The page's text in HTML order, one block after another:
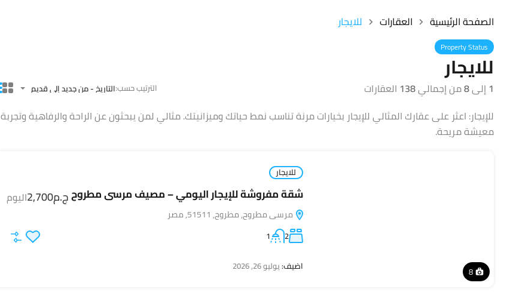
الصفحة الرئيسية العقارات للايجار
Property Status
للايجار
1إلى8من إجمالي138 العقارات الترتيب حسب:التاريخ - من جديد إلى قديم
للإيجار: اعثر على عقارك المثالي للإيجار بخيارات مرنة تناسب نمط حياتك وميزانيتك. مثالي لمن يبحثون عن الراحة والرفاهية وتجربة
معيشة مريحة.
8
للايجار
شقة مفروشة للإيجار اليومي – مصيف مرسى مطروح
مرسى مطروح, مطروح, 51511, مصر
ج.م2,700 اليوم
2
1
اضيف:يوليو 26, 2026